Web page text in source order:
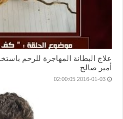
علاج البطانة المهاجرة للرحم
أمير صالح
2016-01-03 02:00:05